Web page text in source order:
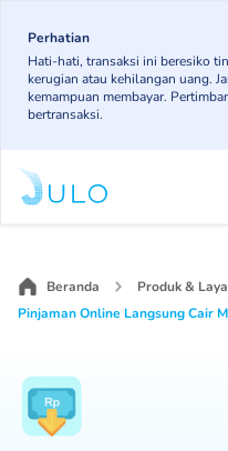
main
content
Perhatian
Hati-hati, transaksi ini beresiko
kerugian atau kehilangan uang.
kemampuan membayar.
bertransaksi.
Beranda
Produk &
Pinjaman Online Langsung Cair